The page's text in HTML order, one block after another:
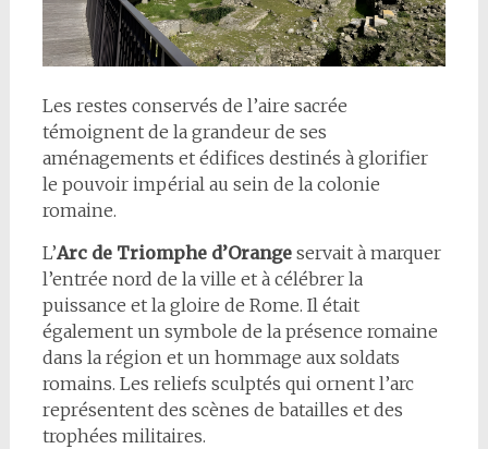
Les restes conservés de l’aire sacrée
témoignent de la grandeur de ses
aménagements et édifices destinés à glorifier
le pouvoir impérial au sein de la colonie
romaine.
L’Arc de Triomphe d’Orangeservait à marquer
l’entrée nord de la ville et à célébrer la
puissance et la gloire de Rome. Il était
également un symbole de la présence romaine
dans la région et un hommage aux soldats
romains. Les reliefs sculptés qui ornent l’arc
représentent des scènes de batailles et des
trophées militaires.